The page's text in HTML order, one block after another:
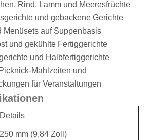
Rind, Lamm und Meeresfrüchte
und gebackene Gerichte
Menüsets auf Suppenbasis
und gekühlte Fertiggerichte
und Halbfertiggerichte
Mahlzeiten und
für Veranstaltungen
Details
250 mm (9,84 Zoll)